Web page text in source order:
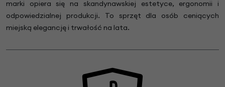
marki opiera się na skandynawskiej estetyce, ergonomii i
odpowiedzialnej produkcji. To sprzęt dla osób ceniących
miejską elegancję i trwałość na lata.